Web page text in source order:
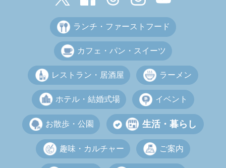
ランチ・ファーストフード
カフェ・パン・スイーツ
レストラン・居酒屋 ラーメン
ホテル・結婚式場 イベント
お散歩・公園 生活・暮らし
趣味・カルチャー ご案内